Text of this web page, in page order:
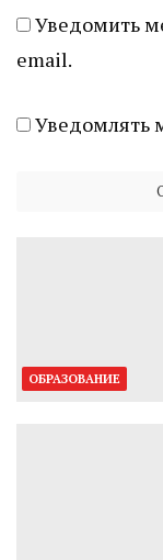
Уведомить
email.
Уведомлять
ОБРАЗОВАНИЕ